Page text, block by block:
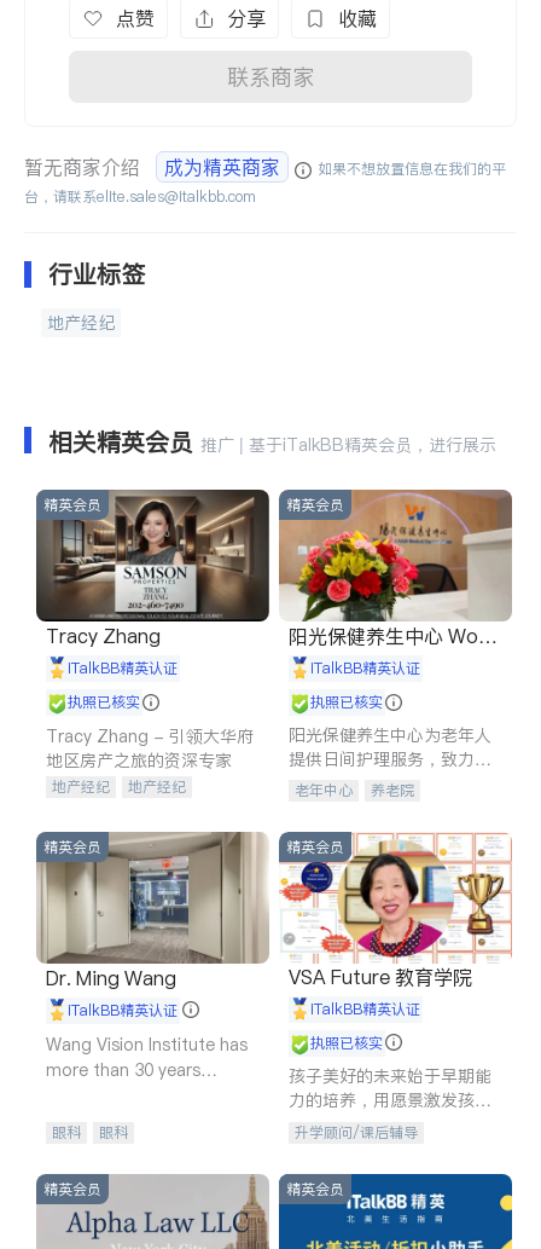
点赞 分享 收藏
联系商家
暂无商家介绍 成为精英商家
如果不想放置信息在我们的平
台，请联系elite.sales@italkbb.com
行业标签
地产经纪
相关精英会员 推广 | 基于iTalkBB精英会员，进行展示
精英会员
Tracy Zhang
iTalkBB精英认证
执照已核实
Tracy Zhang - 引领大华府
地区房产之旅的资深专家
地产经纪
地产经纪
商铺租售
开发商建商
精英会员
阳光保健养生中心 World
shine
iTalkBB精英认证
执照已核实
阳光保健养生中心为老年人
提供日间护理服务，致力于
通过持续的护理创新来有效
老年中心 养老院
精英会员
Dr. Ming Wang
iTalkBB精英认证
Wang Vision Institute has
more than 30 years
眼科 眼科
精英会员
VSA Future 教育学院
iTalkBB精英认证
执照已核实
孩子美好的未来始于早期能
力的培养，用愿景激发孩子
的学习潜力和动力。理念：
拥有成长型心态是成功的基
石。
升学顾问/课后辅导
精英会员 精英会员